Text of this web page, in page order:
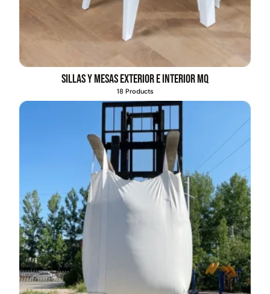
Sillas y mesas exterior e interior MQ
18 Products